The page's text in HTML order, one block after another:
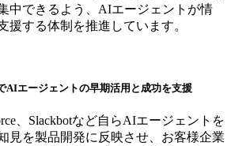
中できるよう、AIエージェントが情
援する体制を推進しています。
AIエージェントの早期活用と成功を支援
、Slackbotなど自らAIエージェントを
見を製品開発に反映させ、お客様企業